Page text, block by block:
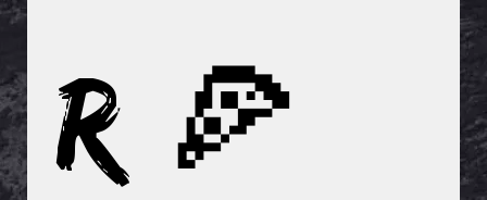
r 🍕